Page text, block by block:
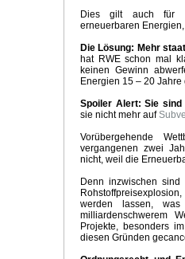
Dies gilt auch für
erneuerbaren
Die Lösung: Mehr
hat RWE schon mal
keinen Gewinn
Energien 15 – 20
Spoiler Alert: Sie sind
sie nicht mehr auf
Vorübergehende
vergangenen zwei
nicht, weil die
Denn inzwischen
werden lassen,
milliardenschwerem
Projekte, besonders
diesen Gründen